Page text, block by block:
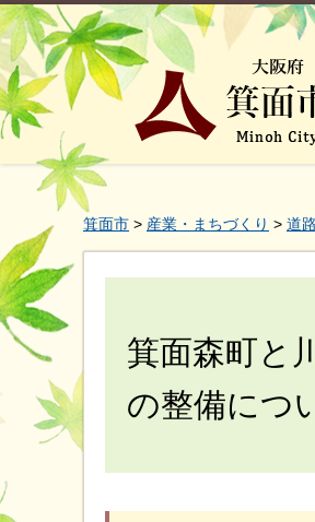
箕面市 > 産業・まちづくり > 道
箕面森町と
の整備につ